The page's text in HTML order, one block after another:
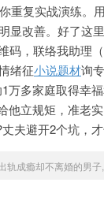
重复实战演练。
显改善。好了这
码，联络我助理
绪征小说题材询
万多家庭取得幸
立规矩，准老
夫避开2个坑，
轨成瘾却不离婚的男